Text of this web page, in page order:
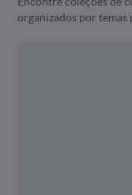
organizados por temas